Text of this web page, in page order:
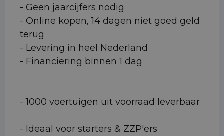
- Geen jaarcijfers nodig
- Online kopen, 14 dagen niet goed geld
terug
- Levering in heel Nederland
- Financiering binnen 1 dag
- 1000 voertuigen uit voorraad leverbaar
- Ideaal voor starters & ZZP'ers